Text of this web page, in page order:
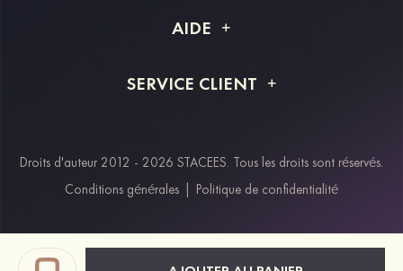
Livraison
AIDE
Retour et remboursement
SERVICE CLIENT
Modes de paiement
Klarna
Paypal
Droits d'auteur 2012 - 2026 STACEES. Tous les droits sont réservés.
Conditions générales | Politique de confidentialité